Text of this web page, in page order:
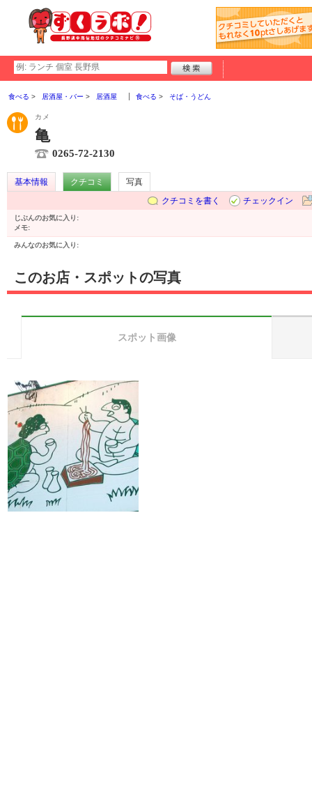
食べる 居酒屋・バー 居酒屋 食べる そば・うどん
カメ
亀
0265-72-2130
基本情報 クチコミ
写真
クチコミを書く
チェックイン
じぶんのお気に入り:
メモ:
みんなのお気に入り:
このお店・スポットの写真
スポット画像